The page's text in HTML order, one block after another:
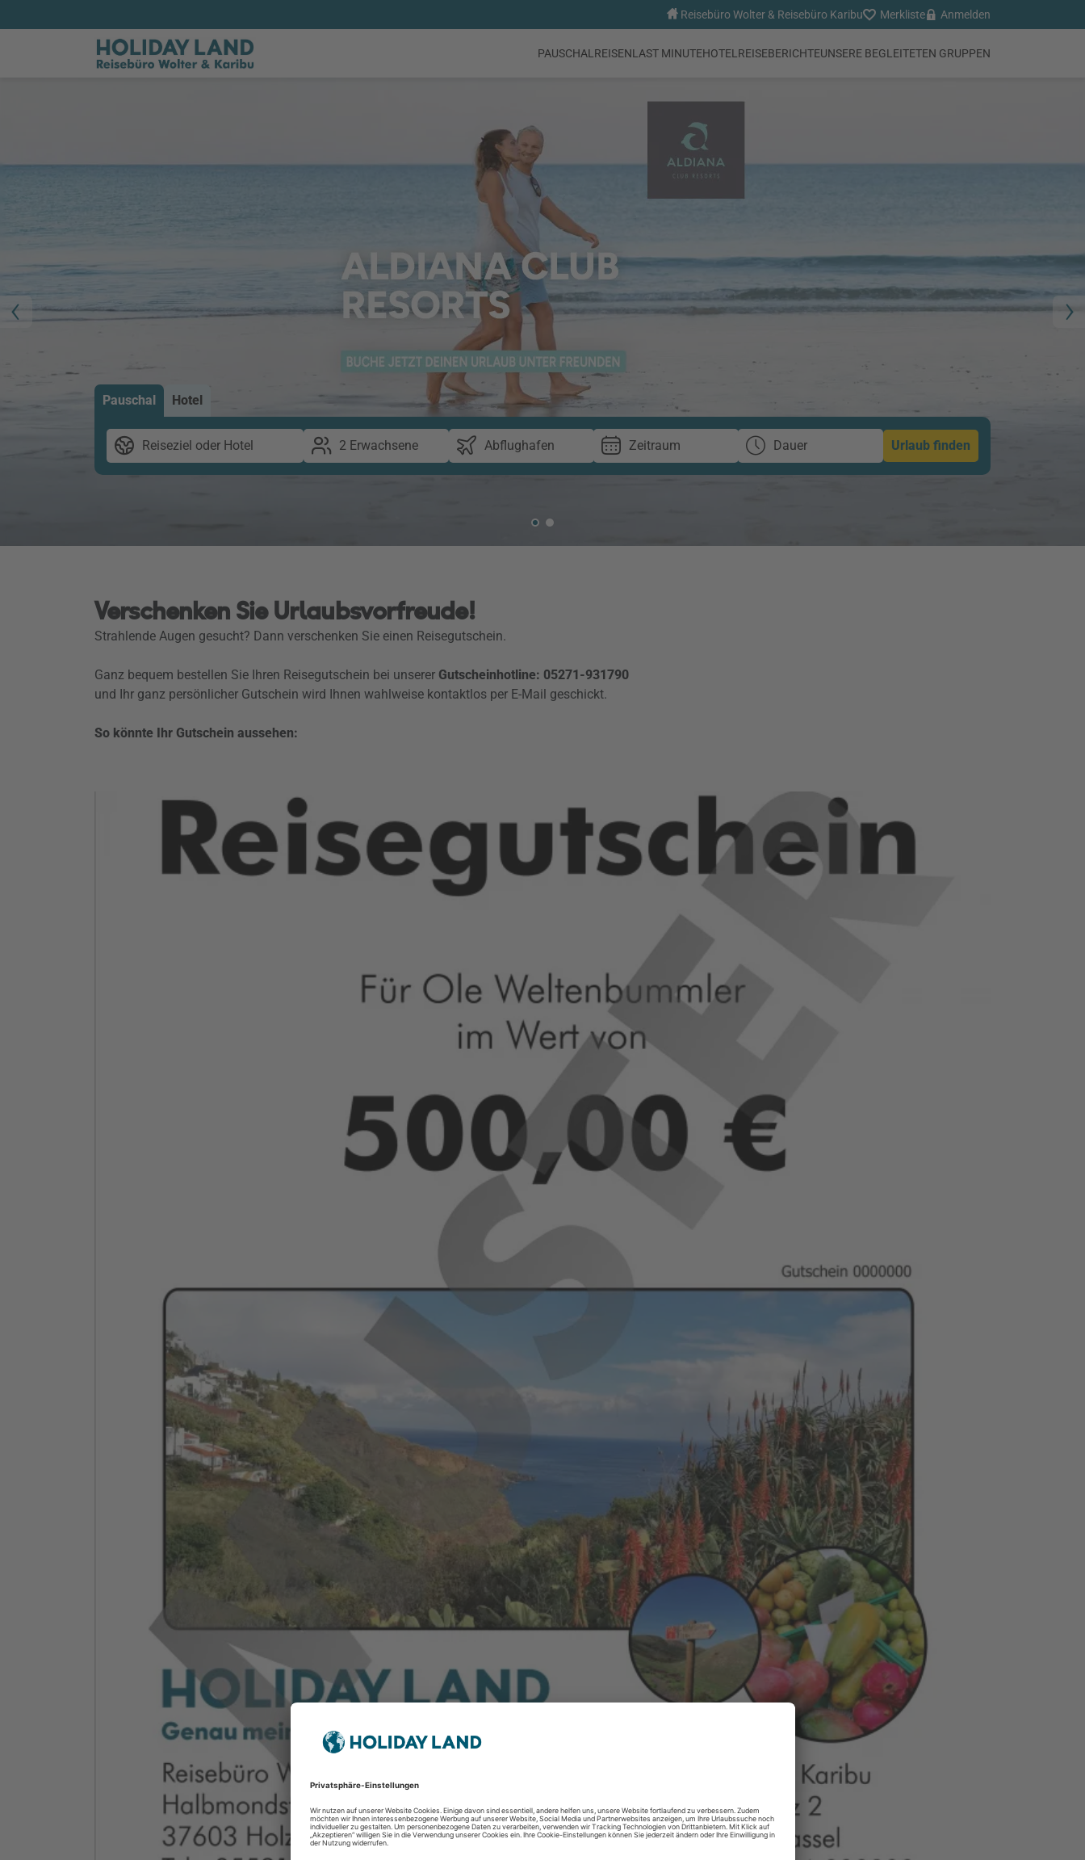
Reisebüro Wolter & Reisebüro Karibu Merkliste Anmelden
PAUSCHALREISENLAST MINUTEHOTEL REISEBERICHTEUNSERE BEGLEITETEN GRUPPEN
Pauschal Hotel
Reiseziel oder Hotel 2 Erwachsene Abflughafen Zeitraum Dauer Urlaub finden
Verschenken Sie Urlaubsvorfreude!
Strahlende Augen gesucht? Dann verschenken Sie einen Reisegutschein.
Ganz bequem bestellen Sie Ihren Reisegutschein bei unserer Gutscheinhotline: 05271-931790
und Ihr ganz persönlicher Gutschein wird Ihnen wahlweise kontaktlos per E-Mail geschickt.
So könnte Ihr Gutschein aussehen: